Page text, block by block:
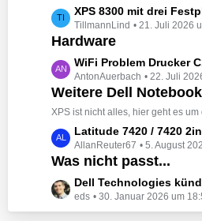
e
B
i
r
ä
g
e
L
e
t
z
t
e
B
i
r
ä
g
XPS 8300 mit drei
TillmannLind 21. Juli 2026
Hardware
L
e
t
z
e
B
i
WiFi Problem Drucker
AntonAuerbach 22. Juli
Weitere Dell
XPS ist nicht alles, hier geht es
L
e
t
z
t
e
Latitude 7420 / 7420
AllanReuter67 5. August
Was nicht passt...
L
e
t
Dell Technologies kündigt auf der
eds 30. Januar 2026 um